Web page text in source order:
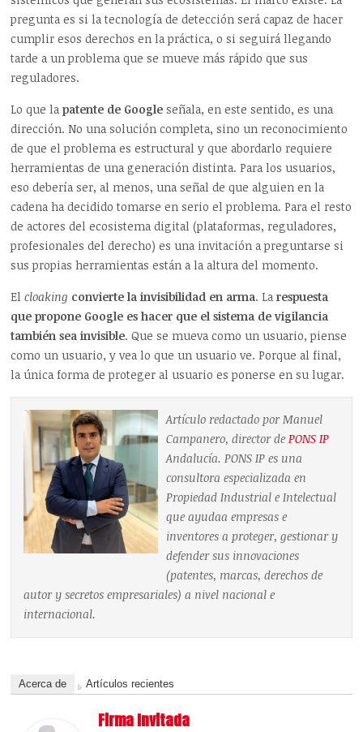
pregunta es si la tecnología de detección será capaz de hacer
cumplir esos derechos en la práctica, o si seguirá llegando
tarde a un problema que se mueve más rápido que sus
reguladores.
Lo que la patente de Google señala, en este sentido, es una
dirección. No una solución completa, sino un reconocimiento
de que el problema es estructural y que abordarlo requiere
herramientas de una generación distinta. Para los usuarios,
eso debería ser, al menos, una señal de que alguien en la
cadena ha decidido tomarse en serio el problema. Para el resto
de actores del ecosistema digital (plataformas, reguladores,
profesionales del derecho) es una invitación a preguntarse si
sus propias herramientas están a la altura del momento.
Elcloaking convierte la invisibilidad en arma. Larespuesta
que propone Google es hacer que el sistema de vigilancia
también sea invisible. Que se mueva como un usuario, piense
como un usuario, y vea lo que un usuario ve. Porque al final,
la única forma de proteger al usuario es ponerse en su lugar.
Artículo redactado por Manuel
Campanero, director de PONS IP
Andalucía. PONS IP es una
consultora especializada en
Propiedad Industrial e Intelectual
que ayudaa empresas e
inventores a proteger, gestionar y
defender sus innovaciones
(patentes, marcas, derechos de
autor y secretos empresariales) a nivel nacional e
internacional.
Acerca de Artículos recientes
Firma Invitada